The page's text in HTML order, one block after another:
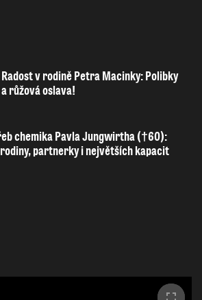
Radost v rodině Petra Macinky: Polibky
a růžová oslava!
chemika Pavla Jungwirtha (†60):
partnerky i největších kapacit